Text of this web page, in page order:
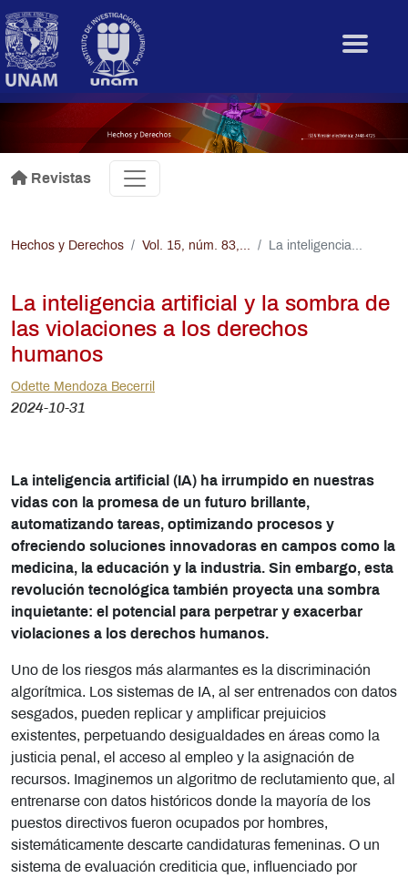
.
Revistas
Hechos y Derechos Vol. 15, núm. 83,... La inteligencia...
La inteligencia artificial y la sombra de
las violaciones a los derechos
humanos
Odette Mendoza Becerril
2024-10-31
La inteligencia artificial (IA) ha irrumpido en nuestras
vidas con la promesa de un futuro brillante,
automatizando tareas, optimizando procesos y
ofreciendo soluciones innovadoras en campos como la
medicina, la educación y la industria. Sin embargo, esta
revolución tecnológica también proyecta una sombra
inquietante: el potencial para perpetrar y exacerbar
violaciones a los derechos humanos.
Uno de los riesgos más alarmantes es la discriminación
algorítmica. Los sistemas de IA, al ser entrenados con datos
sesgados, pueden replicar y amplificar prejuicios
existentes, perpetuando desigualdades en áreas como la
justicia penal, el acceso al empleo y la asignación de
recursos. Imaginemos un algoritmo de reclutamiento que, al
entrenarse con datos históricos donde la mayoría de los
puestos directivos fueron ocupados por hombres,
sistemáticamente descarte candidaturas femeninas. O un
sistema de evaluación crediticia que, influenciado por